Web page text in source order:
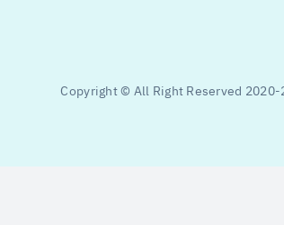
Copyright © All Right Reserved 2020-